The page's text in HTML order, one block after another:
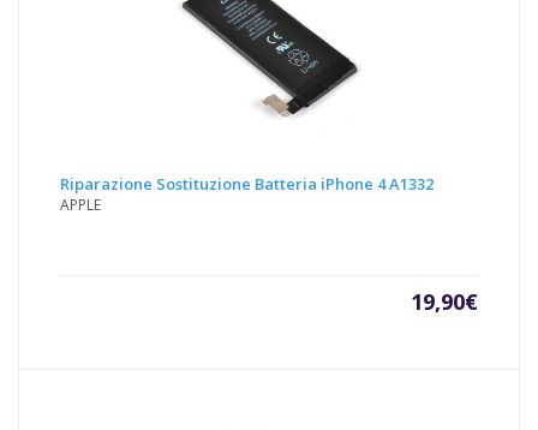
Riparazione Sostituzione Batteria iPhone 4 A1332
APPLE
19,90€